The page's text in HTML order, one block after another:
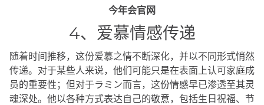
今年会官网
4、爱慕情感传递
随着时间推移，这份爱慕之情不断深化，并以不同形式悄然
传递。对于某些人来说，他们可能只是在表面上认可家庭成
员的重要性；但对于ラミン而言，这份情感早已渗透至其灵
魂深处。他以各种方式表达自己的敬意，包括生日祝福、节